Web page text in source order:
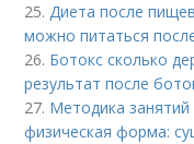
25.Диета после
можно питаться
26. Ботокс сколько
результат после
27. Методика
физическая форма: